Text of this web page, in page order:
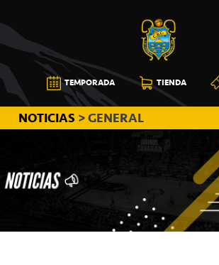
a
la
navegación
principal
al
contenido
principal
a
la
barra
lateral
principal
CB
CANARIAS
TEMPORADA TIENDA
NOTICIAS > GENERAL